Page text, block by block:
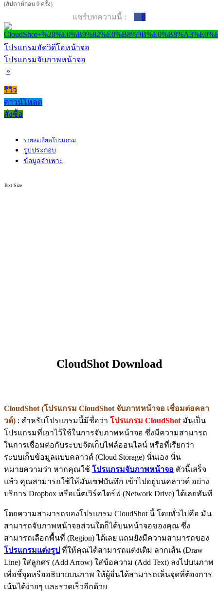
(สัปดาห์ก่อน 0 ครั้ง)
แชร์บทความนี้ : 0
โปรแกรมอัดวิดีโอหน้าจอ
โปรแกรมจับภาพหน้าจอ
»
รีวิว
ดาวน์โหลด
สั่งซื้อ
รายละเอียดโปรแกรม
รูปประกอบ
ข้อมูลจำเพาะ
Text Size
CloudShot Download
CloudShot (โปรแกรม CloudShot จับภาพหน้าจอ เชื่อมต่อคลา
วด์) : สำหรับโปรแกรมนี้มีชื่อว่า โปรแกรม CloudShot มันเป็น
โปรแกรมที่เอาไว้ใช้ในการจับภาพหน้าจอ ซึ่งมีความสามารถ
ในการเชื่อมต่อกับระบบจัดเก็บไฟล์ออนไลน์ หรือที่เรียกว่า
ระบบเก็บข้อมูลแบบคลาวด์ (Cloud Storage) นั่นเอง นั่น
หมายความว่า หากคุณใช้ โปรแกรมจับภาพหน้าจอ ตัวนี้เสร็จ
แล้ว คุณสามารถใช้ให้มันเซฟบันทึก เข้าไปอยู่บนคลาวด์ อย่าง
บริการ Dropbox หรือเน็ตเวิร์คไดร์ฟ (Network Drive) ได้เลยทันที
โดยความสามารถของโปรแกรม CloudShot นี้ โดยทั่วไปคือ มัน
สามารถจับภาพหน้าจอส่วนใดก็ได้บนหน้าจอของคุณ ซึ่ง
สามารถเลือกพื้นที่ (Region) ได้เลย แถมยังมีความสามารถของ
โปรแกรมแต่งรูป ที่ให้คุณได้สามารถแต่งเติม ลากเส้น (Draw
Line) ใส่ลูกศร (Add Arrow) ใส่ข้อความ (Add Text) ลงไปบนภาพ
เพื่อชี้จุดหรืออธิบายบนภาพ ให้ผู้อื่นได้สามารถเห็นจุดที่ต้องการ
เน้นได้ง่ายๆ และรวดเร็วอีกด้วย